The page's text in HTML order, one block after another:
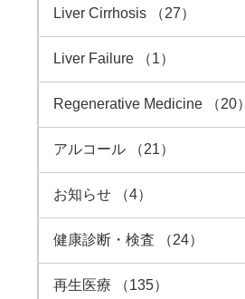
Liver Cirrhosis （27）
Liver Failure （1）
Regenerative Medicine （20）
アルコール （21）
お知らせ （4）
健康診断・検査 （24）
再生医療 （135）